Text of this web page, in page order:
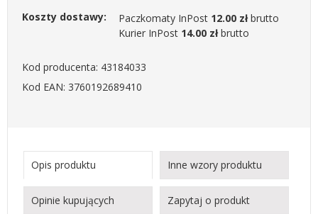
Koszty dostawy:
Paczkomaty InPost 12.00 złbrutto
Kurier InPost 14.00 złbrutto
Kod producenta: 43184033
Kod EAN: 3760192689410
Opis produktu Inne wzory produktu
Opinie kupujących Zapytaj o produkt